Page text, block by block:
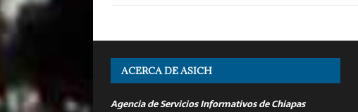
ACERCA DE ASICH
Agencia de Servicios Informativos de Chiapas